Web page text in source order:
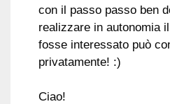
con il passo passo ben
realizzare in autonomia
fosse interessato può
privatamente! :)
Ciao!